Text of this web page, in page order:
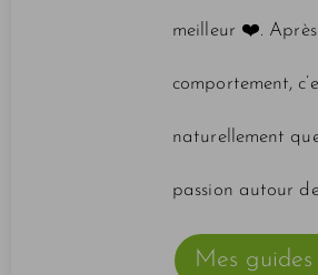
meilleur ❤️️.
comportement,
naturellement
passion autour
Mes